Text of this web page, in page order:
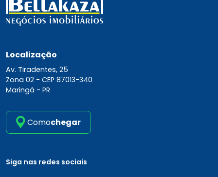
Localização
Av. Tiradentes, 25
Zona 02 - CEP 87013-340
Maringá - PR
Comochegar
Siga nas redes sociais